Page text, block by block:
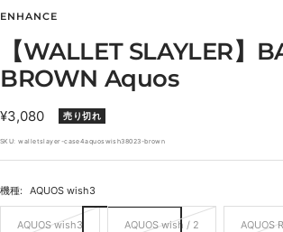
ENHANCE
【WALLET SLAYLER】
BROWN Aquos
セ
ー
ル
価
格
¥3,080 売り切れ
SKU:walletslayer-case4aquoswish38023-brown
機種: AQUOS wish3
AQUOS wish3 AQUOS wish / 2 AQUOS